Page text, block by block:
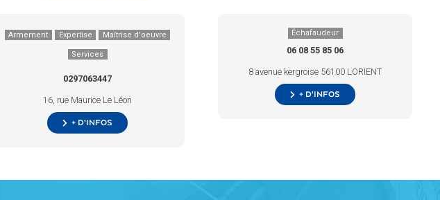
Armement Expertise Maîtrise d'oeuvre
Services
0297063447
16, rue Maurice Le Léon
+ d’infos
Échafaudeur
06 08 55 85 06
8 avenue kergroise 56100 LORIENT
+ d’infos